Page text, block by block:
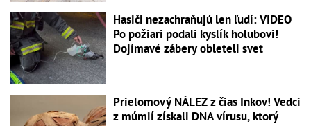
Hasiči nezachraňujú len ľudí: VIDEO
Po požiari podali kyslík holubovi!
Dojímavé zábery obleteli svet
Prielomový NÁLEZ z čias Inkov! Vedci
z múmií získali DNA vírusu, ktorý